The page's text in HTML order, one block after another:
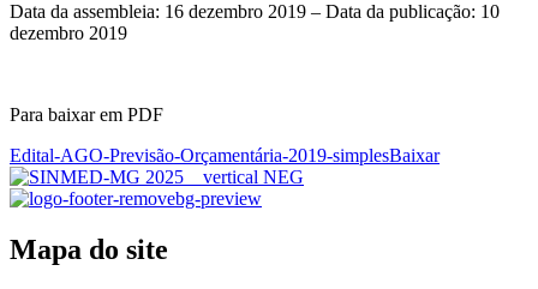
Data da assembleia: 16 dezembro 2019 – Data da publicação: 10
dezembro 2019
Para baixar em PDF
Edital-AGO-Previsão-Orçamentária-2019-simplesBaixar
Mapa do site